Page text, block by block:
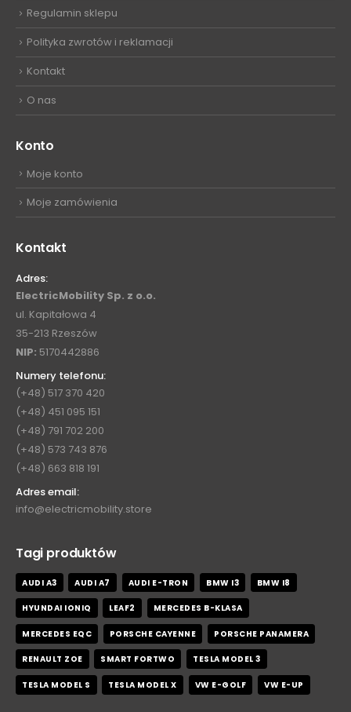
Regulamin sklepu
Polityka zwrotów i reklamacji
Kontakt
O nas
Konto
Moje konto
Moje zamówienia
Kontakt
Adres:
ElectricMobility Sp. z o.o.
ul. Kapitałowa 4
35-213 Rzeszów
NIP: 5170442886
Numery telefonu:
(+48) 517 370 420
(+48) 451 095 151
(+48) 791 702 200
(+48) 573 743 876
(+48) 663 818 191
Adres email:
info@electricmobility.store
Tagi produktów
AUDI A3 AUDI A7 AUDI E-TRON BMW I3 BMW I8
HYUNDAI IONIQ LEAF2 MERCEDES B-KLASA
MERCEDES EQC PORSCHE CAYENNE PORSCHE PANAMERA
RENAULT ZOE SMART FORTWO TESLA MODEL 3
TESLA MODEL S TESLA MODEL X VW E-GOLF VW E-UP